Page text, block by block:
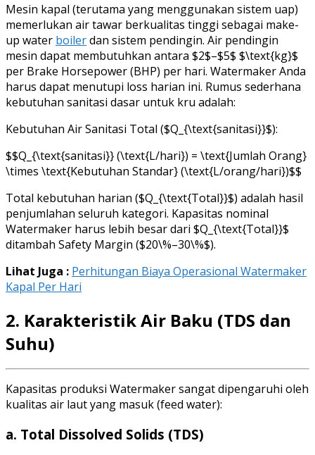
Mesin kapal (terutama yang menggunakan sistem uap)
memerlukan air tawar berkualitas tinggi sebagai make-
up water boilerdan sistem pendingin. Air pendingin
mesin dapat membutuhkan antara $2$–$5$ $\text{kg}$
per Brake Horsepower (BHP) per hari. Watermaker Anda
harus dapat menutupi loss harian ini. Rumus sederhana
kebutuhan sanitasi dasar untuk kru adalah:
Kebutuhan Air Sanitasi Total ($Q_{\text{sanitasi}}$):
$$Q_{\text{sanitasi}} (\text{L/hari}) = \text{Jumlah Orang}
\times \text{Kebutuhan Standar} (\text{L/orang/hari})$$
Total kebutuhan harian ($Q_{\text{Total}}$) adalah hasil
penjumlahan seluruh kategori. Kapasitas nominal
Watermaker harus lebih besar dari $Q_{\text{Total}}$
ditambah Safety Margin ($20\%–30\%$).
Lihat Juga : Perhitungan Biaya Operasional Watermaker
Kapal Per Hari
2. Karakteristik Air Baku (TDS dan
Suhu)
Kapasitas produksi Watermaker sangat dipengaruhi oleh
kualitas air laut yang masuk (feed water):
a. Total Dissolved Solids (TDS)